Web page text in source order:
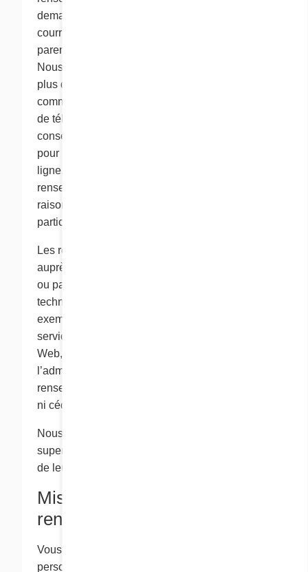
demander à un enfant de fournir une adresse
courriel pour que nous puissions informer un
parent ou tenter d'obtenir un consentement.
Nous ne recueillerons pas de renseignements
plus détaillés des enfants de 12 ans et moins,
comme des adresses postales ou des numéros
de téléphone, sans avoir d’abord obtenu le
consentement d’un parent ou d’un tuteur. Cora,
pour la participation d’un enfant à une activité en
ligne, n’exige pas qu’il divulgue plus de
renseignements personnels qu’il n’est
raisonnablement nécessaire de le faire pour
participer à cette activité.
Les renseignements personnels recueillis
auprès des enfants ne sont utilisés que par Cora
ou par d’autres entités qui offrent des services
techniques, d’exécution ou autres à Cora. Par
exemple, de telles entités peuvent offrir des
services comme l’amélioration de nos sites
Web, l’exécution de nos demandes ou
l’administration de concours. Ces
renseignements personnels ne sont pas vendus
ni cédés à des tiers.
Nous exhortons les parents à surveiller et à
superviser régulièrement les activités en ligne
de leurs enfants.
Mise à jour de vos
renseignements
Vous restez maître de tous les renseignements
personnels que vous nous fournissez en ligne.